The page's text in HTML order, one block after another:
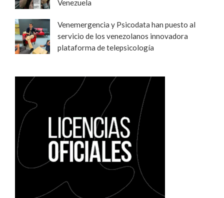
Venezuela
Venemergencia y Psicodata han puesto al
servicio de los venezolanos innovadora
plataforma de telepsicología